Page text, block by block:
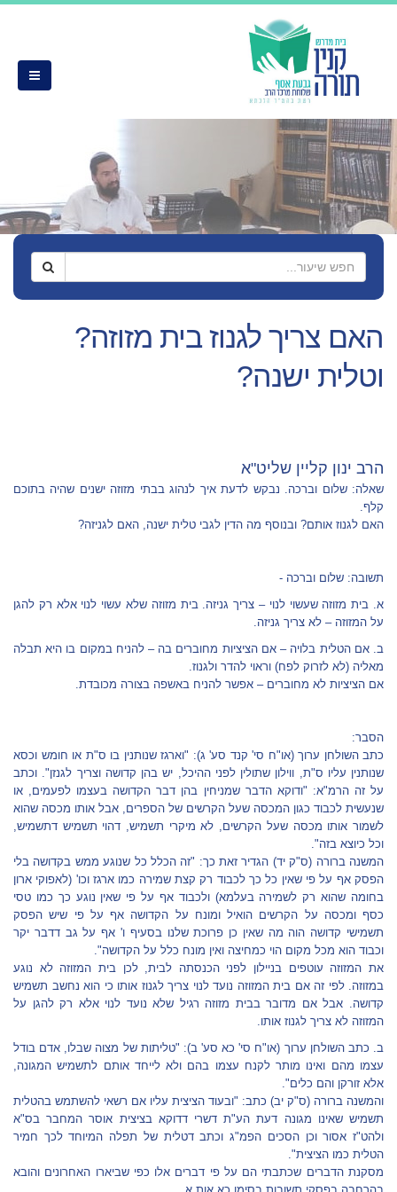
האם צריך לגנוז בית מזוזה?
וטלית ישנה?
הרב ינון קליין שליט"א
שאלה: שלום וברכה. נבקש לדעת איך לנהוג בבתי מזוזה ישנים שהיה בתוכם
קלף.
האם לגנוז אותם? ובנוסף מה הדין לגבי טלית ישנה, האם לגניזה?
תשובה: שלום וברכה -
א. בית מזוזה שעשוי לנוי – צריך גניזה. בית מזוזה שלא עשוי לנוי אלא רק להגן
על המזוזה – לא צריך גניזה.
ב. אם הטלית בלויה – אם הציציות מחוברים בה – להניח במקום בו היא תבלה
מאליה (לא לזרוק לפח) וראוי להדר ולגנוז.
אם הציציות לא מחוברים – אפשר להניח באשפה בצורה מכובדת.
הסבר:
כתב השולחן ערוך (או"ח סי' קנד סע' ג): "וארגז שנותנין בו ס"ת או חומש וכסא
שנותנין עליו ס"ת, ווילון שתולין לפני ההיכל, יש בהן קדושה וצריך לגנזן". וכתב
על זה הרמ"א: "ודוקא הדבר שמניחין בהן דבר הקדושה בעצמו לפעמים, או
שנעשית לכבוד כגון המכסה שעל הקרשים של הספרים, אבל אותו מכסה שהוא
לשמור אותו מכסה שעל הקרשים, לא מיקרי תשמיש, דהוי תשמיש דתשמיש,
וכל כיוצא בזה".
המשנה ברורה (ס"ק יד) הגדיר זאת כך: "זה הכלל כל שנוגע ממש בקדושה בלי
הפסק אף על פי שאין כל כך לכבוד רק קצת שמירה כמו ארגז וכו' (לאפוקי ארון
בחומה שהוא רק לשמירה בעלמא) ולכבוד אף על פי שאין נוגע כך כמו טסי
כסף ומכסה על הקרשים הואיל ומונח על הקדושה אף על פי שיש הפסק
תשמישי קדושה הוה מה שאין כן פרוכת שלנו בסעיף ו' אף על גב דדבר יקר
וכבוד הוא מכל מקום הוי כמחיצה ואין מונח כלל על הקדושה".
את המזוזה עוטפים בניילון לפני הכנסתה לבית, לכן בית המזוזה לא נוגע
במזוזה. לפי זה אם בית המזוזה נועד לנוי צריך לגנוז אותו כי הוא נחשב תשמיש
קדושה. אבל אם מדובר בבית מזוזה רגיל שלא נועד לנוי אלא רק להגן על
המזוזה לא צריך לגנוז אותו.
ב. כתב השולחן ערוך (או"ח סי' כא סע' ב): "טליתות של מצוה שבלו, אדם בודל
עצמו מהם ואינו מותר לקנח עצמו בהם ולא לייחד אותם לתשמיש המגונה,
אלא זורקן והם כלים".
והמשנה ברורה (ס"ק יב) כתב: "ובעוד הציצית עליו אם רשאי להשתמש בהטלית
תשמיש שאינו מגונה דעת הע"ת דשרי דדוקא בציצית אוסר המחבר בס"א
ולהט"ז אסור וכן הסכים הפמ"ג וכתב דטלית של תפלה המיוחד לכך חמיר
הטלית כמו הציצית".
מסקנת הדברים שכתבתי הם על פי דברים אלו כפי שביארו האחרונים והובא